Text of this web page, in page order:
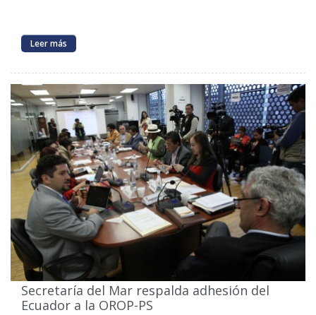
Leer más
Secretaría del Mar respalda adhesión del
Ecuador a la OROP-PS